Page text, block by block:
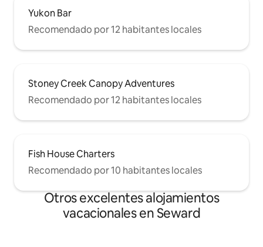
Yukon Bar
Recomendado por 12 habitantes locales
Stoney Creek Canopy Adventures
Recomendado por 12 habitantes locales
Fish House Charters
Recomendado por 10 habitantes locales
Otros excelentes alojamientos
vacacionales en Seward